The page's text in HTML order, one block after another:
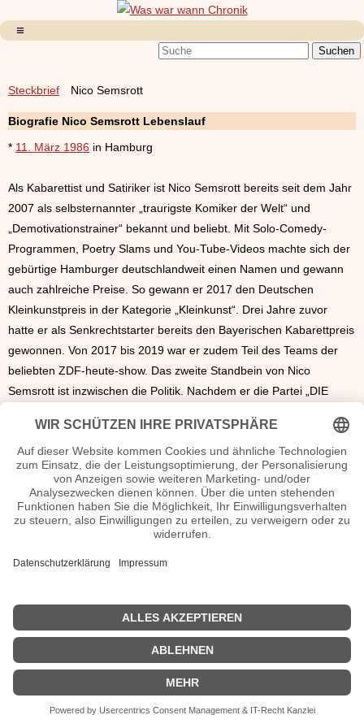
Steckbrief Nico Semsrott
Biografie Nico Semsrott Lebenslauf
* 11. März 1986 in Hamburg
Als Kabarettist und Satiriker ist Nico Semsrott bereits seit dem Jahr
2007 als selbsternannter „traurigste Komiker der Welt“ und
„Demotivationstrainer“ bekannt und beliebt. Mit Solo-Comedy-
Programmen, Poetry Slams und You-Tube-Videos machte sich der
gebürtige Hamburger deutschlandweit einen Namen und gewann
auch zahlreiche Preise. So gewann er 2017 den Deutschen
Kleinkunstpreis in der Kategorie „Kleinkunst“. Drei Jahre zuvor
hatte er als Senkrechtstarter bereits den Bayerischen Kabarettpreis
gewonnen. Von 2017 bis 2019 war er zudem Teil des Teams der
beliebten ZDF-heute-show. Das zweite Standbein von Nico
Semsrott ist inzwischen die Politik. Nachdem er die Partei „DIE
hatte, ist er seit 2019 Mitglied des Europäischen Parlaments in der
Fraktion „Die Grünen/Europäische Freie Allianz“.
Nico Semsrott Wiki, Herkunft, Geburtstag, verheiratet, Kinder etc.
n.n.v. - Die offizielle Nico Semsrott Homepage / X / Instagram /
Sendungen mit Nico Semsrott Filme
| Biografie kurz |Personen| Impressum